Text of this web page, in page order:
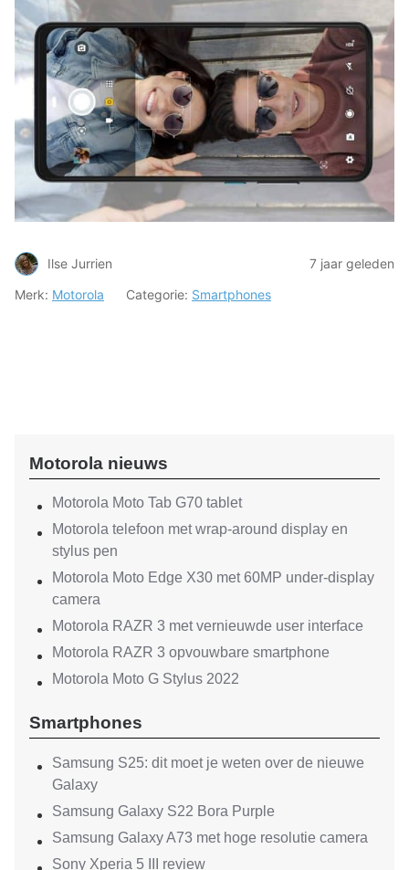
Ilse Jurrien
7 jaar geleden
Merk: Motorola Categorie: Smartphones
Motorola nieuws
Motorola Moto Tab G70 tablet
Motorola telefoon met wrap-around display en
stylus pen
Motorola Moto Edge X30 met 60MP under-display
camera
Motorola RAZR 3 met vernieuwde user interface
Motorola RAZR 3 opvouwbare smartphone
Motorola Moto G Stylus 2022
Smartphones
Samsung S25: dit moet je weten over de nieuwe
Galaxy
Samsung Galaxy S22 Bora Purple
Samsung Galaxy A73 met hoge resolutie camera
Sony Xperia 5 III review